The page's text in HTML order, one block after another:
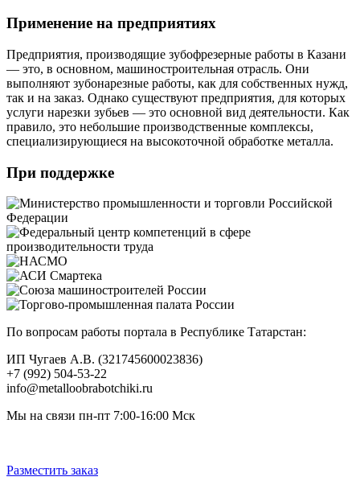
Применение на предприятиях
Предприятия, производящие зубофрезерные работы в Казани
— это, в основном, машиностроительная отрасль. Они
выполняют зубонарезные работы, как для собственных нужд,
так и на заказ. Однако существуют предприятия, для которых
услуги нарезки зубьев — это основной вид деятельности. Как
правило, это небольшие производственные комплексы,
специализирующиеся на высокоточной обработке металла.
При поддержке
По вопросам работы портала в Республике Татарстан:
ИП Чугаев А.В. (321745600023836)
+7 (992) 504-53-22
info@metalloobrabotchiki.ru
Мы на связи пн-пт 7:00-16:00 Мск
Разместить заказ